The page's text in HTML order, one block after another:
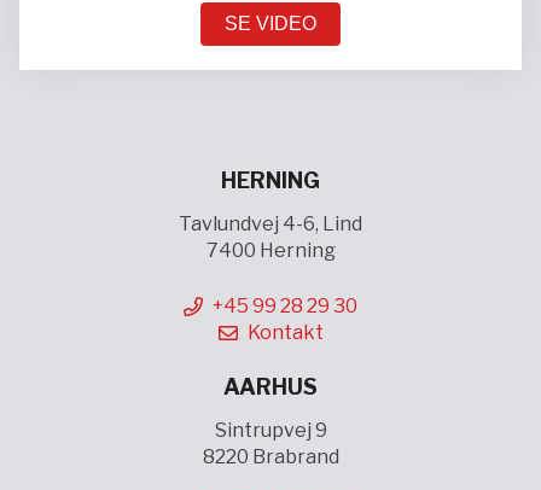
SE VIDEO
HERNING
Tavlundvej 4-6, Lind
7400 Herning
+45 99 28 29 30
Kontakt
AARHUS
Sintrupvej 9
8220 Brabrand